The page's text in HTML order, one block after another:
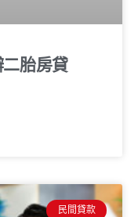
胎房貸
民間貸款